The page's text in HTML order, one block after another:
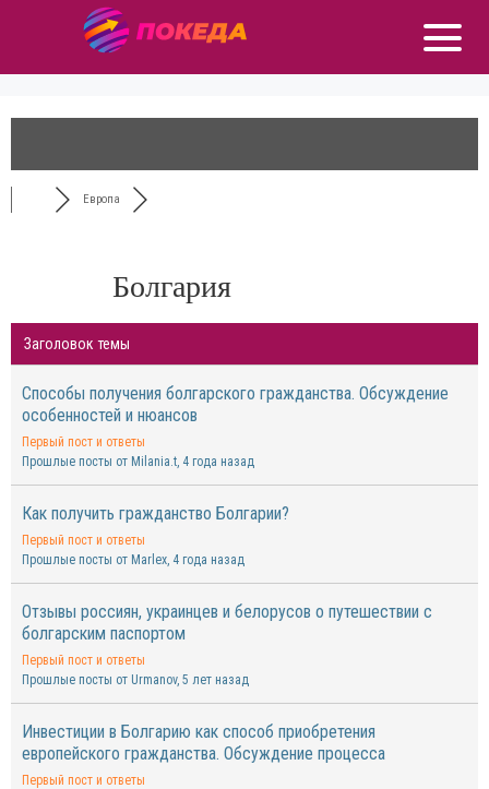
Европа
Болгария
Заголовок темы
Способы получения болгарского гражданства. Обсуждение
особенностей и нюансов
Первый пост и ответы
Прошлые посты от Milania.t, 4 года назад
Как получить гражданство Болгарии?
Первый пост и ответы
Прошлые посты от Marlex, 4 года назад
Отзывы россиян, украинцев и белорусов о путешествии с
болгарским паспортом
Первый пост и ответы
Прошлые посты от Urmanov, 5 лет назад
Инвестиции в Болгарию как способ приобретения
европейского гражданства. Обсуждение процесса
Первый пост и ответы